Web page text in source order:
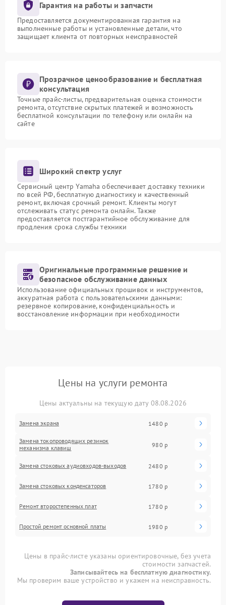
Гарантия на работы и запчасти
Предоставляется документированная гарантия на
выполненные работы и установленные детали, что
защищает клиента от повторных неисправностей
Прозрачное ценообразование и бесплатная
консультация
Точные прайс-листы, предварительная оценка стоимости
ремонта, отсутствие скрытых платежей и возможность
бесплатной консультации по телефону или онлайн на
сайте
Широкий спектр услуг
Сервисный центр Yamaha обеспечивает доставку техники
по всей РФ, бесплатную диагностику и качественный
ремонт, включая срочный ремонт. Клиенты могут
отслеживать статус ремонта онлайн. Также
предоставляется постгарантийное обслуживание для
продления срока службы техники
Оригинальные программные решение и
безопасное обслуживание данных
Использование официальных прошивок и инструментов,
аккуратная работа с пользовательскими данными:
резервное копирование, конфиденциальность и
восстановление информации при необходимости
Цены на услуги ремонта
Цены актуальны на текущую дату 08.08.2026
Замена экрана 1480 р
Замена токопроводящих резинок
механизма клавиш
980 р
Замена стоковых аудиовходов-выходов 2480 р
Замена стоковых конденсаторов 1780 р
Ремонт второстепенных плат 1780 р
Простой ремонт основной платы 1980 р
Цены в прайс-листе указаны ориентировочные, без учета
стоимости запчастей.
Записывайтесь на бесплатную диагностику.
Мы проверим ваше устройство и укажем на неисправность.